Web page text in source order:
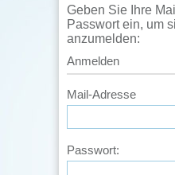
Geben Sie Ihre
Passwort ein, um
anzumelden:
Anmelden
Mail-Adresse
Passwort: